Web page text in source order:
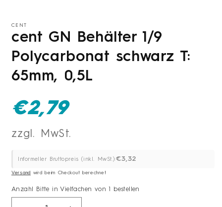
öffnen
CENT
cent GN Behälter 1/9
Polycarbonat schwarz T:
65mm, 0,5L
Normaler
Preis
€2,79
Informeller Bruttopreis (inkl. MwSt.):€3,32
Versand wird beim Checkout berechnet
Anzahl
Anzahl Bitte in Vielfachen von 1 bestellen